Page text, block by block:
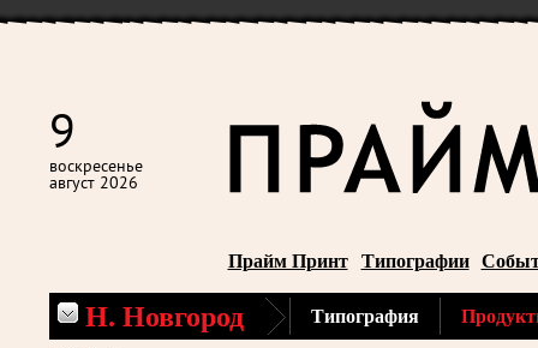
9
воскресенье
август 2026
Прайм Принт Типографии
Н. Новгород Типография